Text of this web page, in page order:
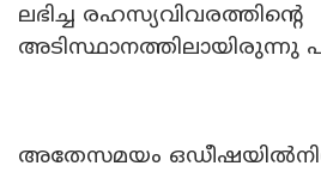
ലഭിച്ച രഹസ്യവിവരത്തിന്റെ
അടിസ്ഥാനത്തിലായിരുന്നു
അതേസമയം